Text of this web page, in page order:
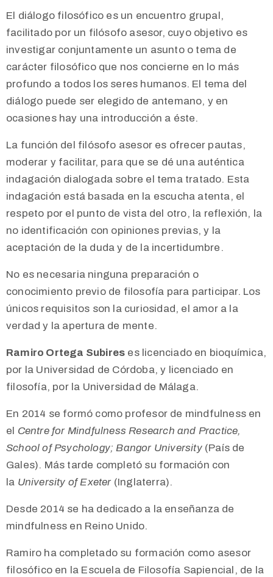
El diálogo filosófico es un encuentro grupal,
facilitado por un filósofo asesor, cuyo objetivo es
investigar conjuntamente un asunto o tema de
carácter filosófico que nos concierne en lo más
profundo a todos los seres humanos. El tema del
diálogo puede ser elegido de antemano, y en
ocasiones hay una introducción a éste.
La función del filósofo asesor es ofrecer pautas,
moderar y facilitar, para que se dé una auténtica
indagación dialogada sobre el tema tratado. Esta
indagación está basada en la escucha atenta, el
respeto por el punto de vista del otro, la reflexión, la
no identificación con opiniones previas, y la
aceptación de la duda y de la incertidumbre.
No es necesaria ninguna preparación o
conocimiento previo de filosofía para participar. Los
únicos requisitos son la curiosidad, el amor a la
verdad y la apertura de mente.
Ramiro Ortega Subires es licenciado en bioquímica,
por la Universidad de Córdoba, y licenciado en
filosofía, por la Universidad de Málaga.
En 2014 se formó como profesor de mindfulness en
el Centre for Mindfulness Research and Practice,
School of Psychology; Bangor University(País de
Gales). Más tarde completó su formación con
la University of Exeter (Inglaterra).
Desde 2014 se ha dedicado a la enseñanza de
mindfulness en Reino Unido.
Ramiro ha completado su formación como asesor
filosófico en la Escuela de Filosofía Sapiencial, de la